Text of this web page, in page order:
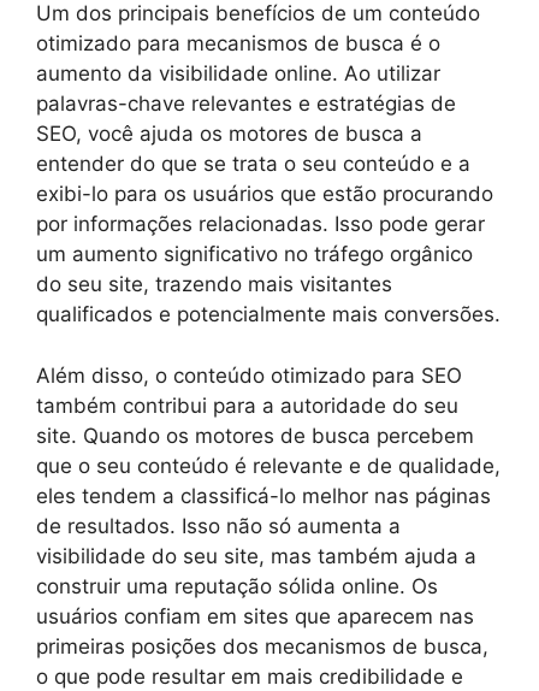
Um dos principais benefícios de um conteúdo
otimizado para mecanismos de busca é o
aumento da visibilidade online. Ao utilizar
palavras-chave relevantes e estratégias de
SEO, você ajuda os motores de busca a
entender do que se trata o seu conteúdo e a
exibi-lo para os usuários que estão procurando
por informações relacionadas. Isso pode gerar
um aumento significativo no tráfego orgânico
do seu site, trazendo mais visitantes
qualificados e potencialmente mais conversões.
Além disso, o conteúdo otimizado para SEO
também contribui para a autoridade do seu
site. Quando os motores de busca percebem
que o seu conteúdo é relevante e de qualidade,
eles tendem a classificá-lo melhor nas páginas
de resultados. Isso não só aumenta a
visibilidade do seu site, mas também ajuda a
construir uma reputação sólida online. Os
usuários confiam em sites que aparecem nas
primeiras posições dos mecanismos de busca,
o que pode resultar em mais credibilidade e